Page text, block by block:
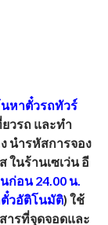
หาตั๋วรถทัวร์
วรถ และทำ
นำรหัสการจอง
ในร้านเซเว่น อี
ก่อน 24.00 น.
ตั๋วอัติโนมัติ) ใช้
ารที่จุดจอดและ